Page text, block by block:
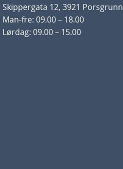
Skippergata 12, 3921 Porsgrunn
Man-fre: 09.00 – 18.00
Lørdag: 09.00 – 15.00